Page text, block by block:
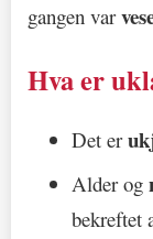
gangen var
Hva er
Det er
Alder og
bekreftet